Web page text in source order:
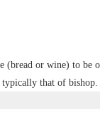
(bread or wine) to be
that of bishop.